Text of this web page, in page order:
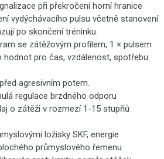
při překročení horní hranice
vydýchávacího pulsu včetně stanovení
po skončení tréninku.
se zátěžovým profilem, 1 × pulsem
pro čas, vzdálenost, spotřebu
agresivním potem.
regulace brzdného odporu
o zátěži v rozmezí 1-15 stupňů
ložisky SKF, energie
průmyslového řemenu